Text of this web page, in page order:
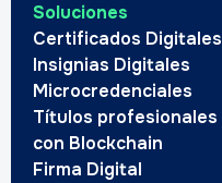
Soluciones
Certificados Digitales
Insignias Digitales
Microcredenciales
Títulos profesionales
con Blockchain
Firma Digital